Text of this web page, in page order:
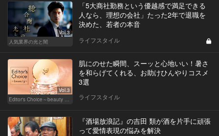
Vol.3
人気業界の光と闇
「5大商社勤務という優越感で満足できる
人なら、理想の会社」たった2年で退職を
決めた、若者の本音
ライフスタイル
Vol.3
Editor's Choice～beauty & wellness～
肌にのせた瞬間、スーッと心地いい！暑さ
を和らげてくれる、お助けひんやりコスメ
3選
ライフスタイル
『酒場放浪記』の吉田 類が酒を片手に頑張
って愛情表現の悩みを解決